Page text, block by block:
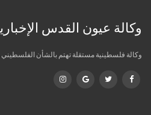
وكالة عيون القدس
وكالة فلسطينية مستقلة تهتم بالشأن الفلسطيني